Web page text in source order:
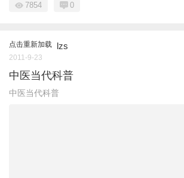
7854 0
点击重新加载 lzs
2011-9-23
中医当代科普
中医当代科普